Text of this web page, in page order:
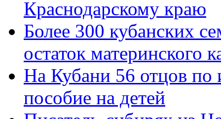
Краснодарскому краю
Более 300 кубанских
остаток материнского
На Кубани 56 отцов по
пособие на детей